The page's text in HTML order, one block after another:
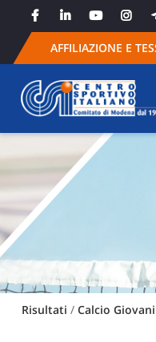
content
AFFILIAZIONE E
Risultati / Calcio